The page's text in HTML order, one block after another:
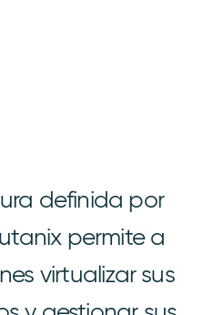
definida por
permite a
virtualizar sus